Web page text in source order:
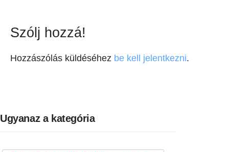
Szólj hozzá!
Hozzászólás küldéséhez be kell jelentkezni.
Ugyanaz a kategória